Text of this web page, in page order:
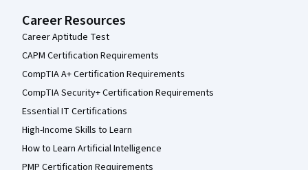
Career Resources
Career Aptitude Test
CAPM Certification Requirements
CompTIA A+ Certification Requirements
CompTIA Security+ Certification Requirements
Essential IT Certifications
High-Income Skills to Learn
How to Learn Artificial Intelligence